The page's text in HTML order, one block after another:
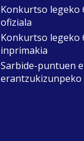
Konkurtso legeko
ofiziala
Konkurtso legeko
inprimakia
Sarbide-puntuen
erantzukizunpeko